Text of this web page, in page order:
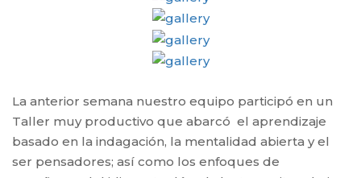
La anterior semana nuestro equipo participó en un
Taller muy productivo que abarcó el aprendizaje
basado en la indagación, la mentalidad abierta y el
ser pensadores; así como los enfoques de